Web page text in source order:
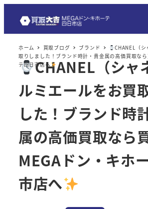
ホーム 買取ブログ ブランド
CHANEL（
取りしました！ブランド時計・貴金属の高価買取な
テ四日市店へCHANEL（シャ
ルミエールをお買
した！ブランド時
属の高価買取なら
MEGAドン・キホ
市店へ